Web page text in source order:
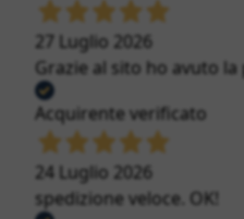
27 Luglio 2026
Grazie al sito ho avuto
Acquirente verificato
24 Luglio 2026
spedizione veloce. OK!